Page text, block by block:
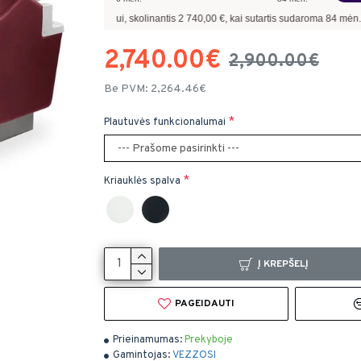
Prieinamumas:Prekyboje
Gamintojas:VEZZOSI
2,740.00€ 2,900.00€
Be PVM: 2,264.46€
Plautuvės funkcionalumai
Kriauklės spalva
skolinantis 2 740,00€, kai sutartis sudaroma 84mėn. terminui, metinė
Į KREPŠELĮ
PAGEIDAUTI